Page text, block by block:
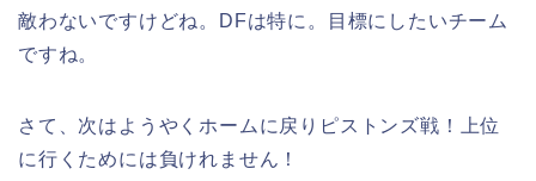
敵わないですけどね。DFは特に。目標にしたいチーム
ですね。
さて、次はようやくホームに戻りピストンズ戦！上位
に行くためには負けれません！